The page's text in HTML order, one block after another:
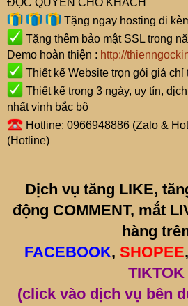
Tặng ngay hosting đi
Tặng thêm bảo mật SSL trong
Demo hoàn thiện : http://
Thiết kế Website trọn gói giá chỉ
Thiết kế trong 3 ngày, uy tín,
nhất vịnh bắc bộ
Hotline: 0966948886 (Zalo &
(Hotline)
Dịch vụ tăng LIKE,
động COMMENT, mắt
hàng
FACEBOOK, SHOPEE,
TIKTOK
(click vào dịch vụ bên